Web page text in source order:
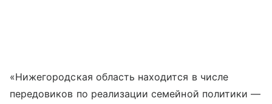
«Нижегородская область находится в числе
передовиков по реализации семейной политики —